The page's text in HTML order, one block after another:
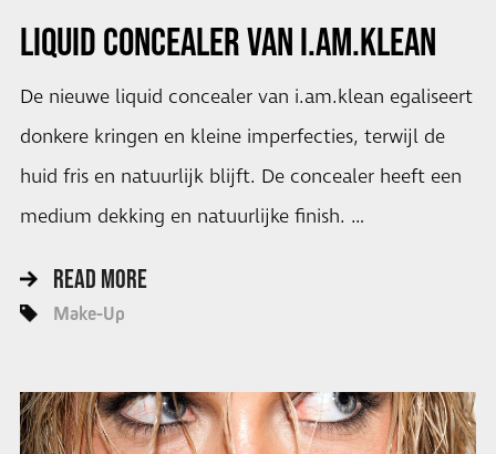
LIQUID CONCEALER VAN I.AM.KLEAN
De nieuwe liquid concealer van i.am.klean egaliseert
donkere kringen en kleine imperfecties, terwijl de
huid fris en natuurlijk blijft. De concealer heeft een
medium dekking en natuurlijke finish. …
READ MORE
Make-Up